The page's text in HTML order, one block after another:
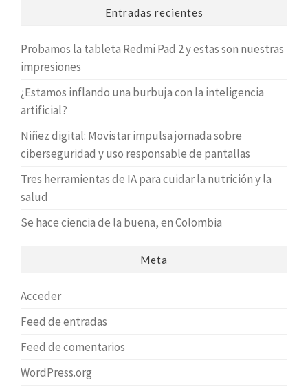
Entradas recientes
Probamos la tableta Redmi Pad 2 y estas son nuestras
impresiones
¿Estamos inflando una burbuja con la inteligencia
artificial?
Niñez digital: Movistar impulsa jornada sobre
ciberseguridad y uso responsable de pantallas
Tres herramientas de IA para cuidar la nutrición y la
salud
Se hace ciencia de la buena, en Colombia
Meta
Acceder
Feed de entradas
Feed de comentarios
WordPress.org